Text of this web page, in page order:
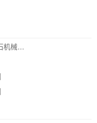
化工制药行业模温机应用案例-「珞石机械」视频介绍